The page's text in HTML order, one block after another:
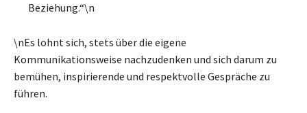
Beziehung.“\n
\nEs lohnt sich, stets über die eigene
Kommunikationsweise nachzudenken und sich darum zu
bemühen, inspirierende und respektvolle Gespräche zu
führen.